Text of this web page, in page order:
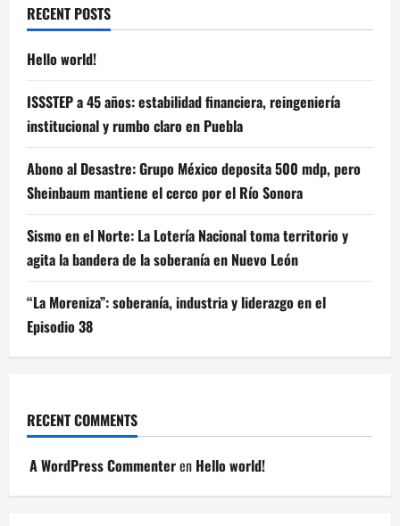
RECENT POSTS
Hello world!
ISSSTEP a 45 años: estabilidad financiera, reingeniería
institucional y rumbo claro en Puebla
Abono al Desastre: Grupo México deposita 500 mdp, pero
Sheinbaum mantiene el cerco por el Río Sonora
Sismo en el Norte: La Lotería Nacional toma territorio y
agita la bandera de la soberanía en Nuevo León
“La Moreniza”: soberanía, industria y liderazgo en el
Episodio 38
RECENT COMMENTS
A WordPress Commenteren Hello world!